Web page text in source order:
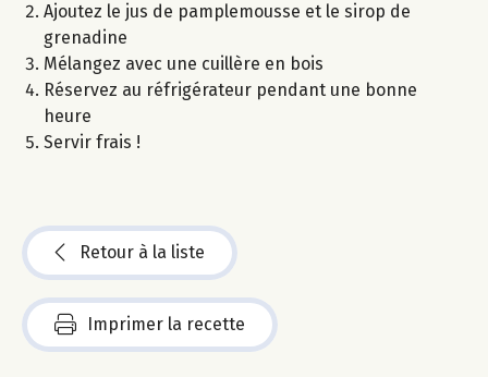
Ajoutez le jus de pamplemousse et le sirop de
grenadine
Mélangez avec une cuillère en bois
Réservez au réfrigérateur pendant une bonne
heure
Servir frais !
Retour à la liste
Imprimer la recette